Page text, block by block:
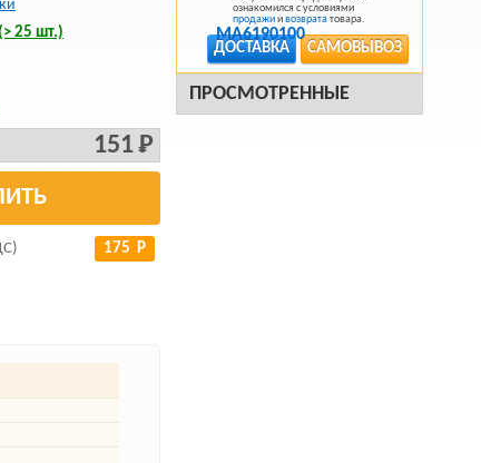
ознакомился с условиями
продажиивозврататовара.
САМОВЫВОЗ
ДОСТАВКА
ПРОСМОТРЕННЫЕ
25 шт.)
151 Р
175 Р